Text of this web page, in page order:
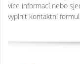
více informací nebo
vyplnit kontaktní